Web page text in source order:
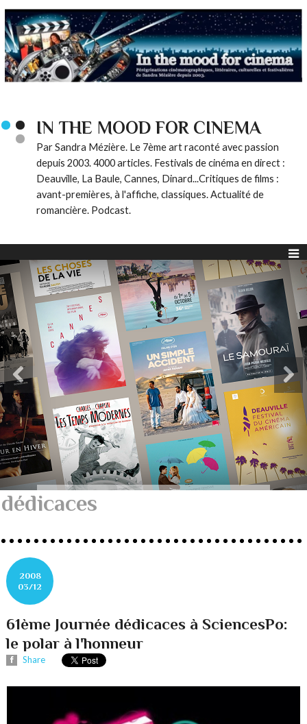
IN THE MOOD FOR CINEMA
Par Sandra Mézière. Le 7ème art raconté avec passion
depuis 2003. 4000 articles. Festivals de cinéma en direct :
Deauville, La Baule, Cannes, Dinard...Critiques de films :
avant-premières, à l'affiche, classiques. Actualité de
romancière. Podcast.
dédicaces
2008
03/12
61ème Journée dédicaces à SciencesPo:
le polar à l'honneur
Share